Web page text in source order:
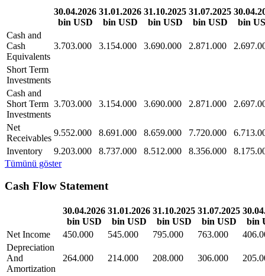
30.04.2026
bin USD
31.01.2026
bin USD
31.10.2025
bin USD
31.07.2025
bin USD
bin
Cash and
Cash
Equivalents
3.703.000 3.154.000 3.690.000 2.871.000
Short Term
Investments
Cash and
Short Term
Investments
3.703.000 3.154.000 3.690.000 2.871.000
Net
Receivables
9.552.000 8.691.000 8.659.000 7.720.000
Inventory
9.203.000 8.737.000 8.512.000 8.356.000
Tümünü göster
Cash Flow Statement
30.04.2026
bin USD
31.01.2026
bin USD
31.10.2025
bin USD
31.07.2025
bin USD
bin
Net Income
450.000 545.000 795.000 763.000
Depreciation
And
Amortization
264.000 214.000 208.000 306.000